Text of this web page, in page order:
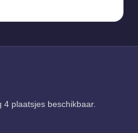
4 plaatsjes beschikbaar.